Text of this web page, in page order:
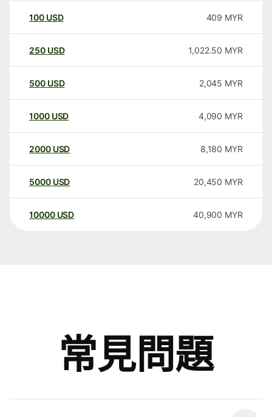
100 USD 409 MYR
250 USD 1,022.50 MYR
500 USD 2,045 MYR
1000 USD 4,090 MYR
2000 USD 8,180 MYR
5000 USD 20,450 MYR
10000 USD 40,900 MYR
常見問題